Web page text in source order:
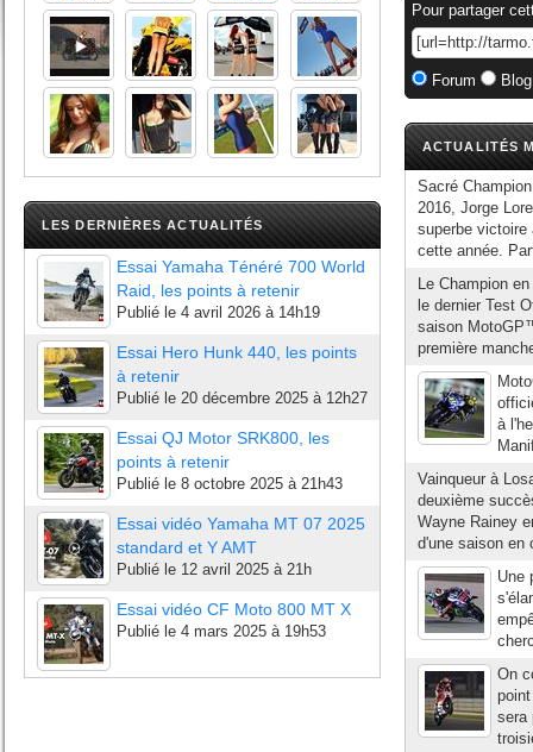
LES DERNIÈRES ACTUALITÉS
Essai Yamaha Ténéré 700 World
Raid, les points à retenir
Publié le 4 avril 2026 à 14h19
Essai Hero Hunk 440, les points
à retenir
Publié le 20 décembre 2025 à 12h27
Essai QJ Motor SRK800, les
points à retenir
Publié le 8 octobre 2025 à 21h43
Essai vidéo Yamaha MT 07 2025
standard et Y AMT
Publié le 12 avril 2025 à 21h
Essai vidéo CF Moto 800 MT X
Publié le 4 mars 2025 à 19h53
Pour partager
Forum
ACTUALITÉS
Sacré
2016, Jorge
superbe victoire
cette année.
Le Champion
le dernier Test
saison
première
à
Vainqueur à
deuxième
Wayne Rainey
d'une saison en
Une
On
sera